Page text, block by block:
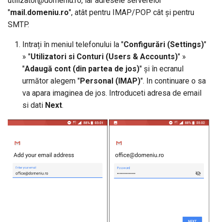
e
Configurare nameservere
Cum se renunță la domeniu
Cum să vă conectați în cPanel
Cum se configurează 2FA în
Restaurare site din arhiva
locală
Cum import baza de date
folosind cPanel sau Terminal
Python Flask in cPanel
Cum se adaugă cheia SSH în
cPanel
Trimitere email prin SMTP
Trimitere email prin SMTP
(OpenCart)
"mail.domeniu.ro", atât pentru IMAP/POP cât și pentru
SMTP.
Intrați în meniul telefonului la "Configurări (Settings)"
» "Utilizatori si Conturi (Users & Accounts)" »
"Adaugă cont (din partea de jos)" și în ecranul
următor alegem "Personal (IMAP)". In continuare o sa
va apara imaginea de jos. Introduceti adresa de email
si dati Next.